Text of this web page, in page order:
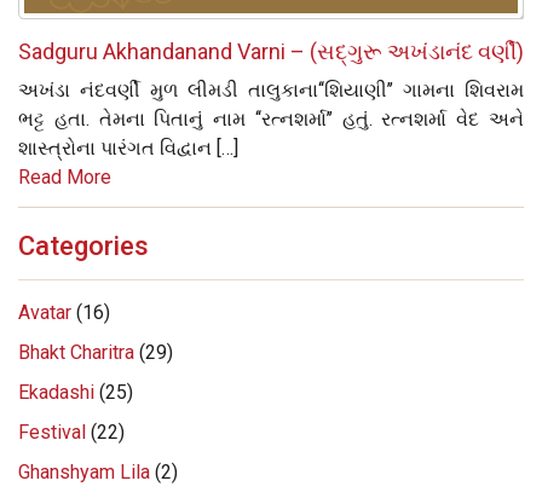
Sadguru Akhandanand Varni – (સદ્‌ગુરૂ અખંડાનંદ વર્ણી)
અખંડા નંદવર્ણી મુળ લીમડી તાલુકાના‘‘શિયાણી’’ ગામના શિવરામ
ભટ્ટ હતા. તેમના પિતાનું નામ ‘‘રત્નશર્મા’’ હતું. રત્નશર્મા વેદ અને
શાસ્ત્રોના પારંગત વિદ્વાન […]
Read More
Categories
Avatar (16)
Bhakt Charitra (29)
Ekadashi (25)
Festival (22)
Ghanshyam Lila (2)